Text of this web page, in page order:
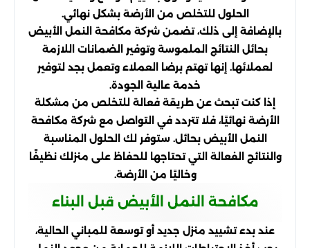
الحلول للتخلص من الأرضة بشكل نهائي.
بالإضافة إلى ذلك، تضمن شركة مكافحة النمل الأبيض
بحائل النتائج الملموسة وتوفير الضمانات اللازمة
لعملائها. إنها تهتم برضا العملاء وتعمل بجد لتوفير
خدمة عالية الجودة.
إذا كنت تبحث عن طريقة فعالة للتخلص من مشكلة
الأرضة نهائيًا، فلا تتردد في التواصل مع شركة مكافحة
النمل الأبيض بحائل. ستوفر لك الحلول المناسبة
والنتائج الفعالة التي تحتاجها للحفاظ على منزلك نظيفًا
وخاليًا من الأرضة.
مكافحة النمل الأبيض قبل البناء
عند بدء تشييد منزل جديد أو توسعة للمباني الحالية،